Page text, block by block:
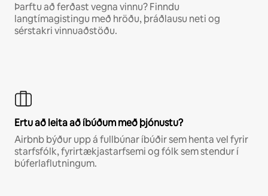
Þarftu að ferðast vegna vinnu? Finndu
langtímagistingu með hröðu, þráðlausu neti og
sérstakri vinnuaðstöðu.
Ertu að leita að íbúðum með þjónustu?
Airbnb býður upp á fullbúnar íbúðir sem henta vel fyrir
starfsfólk, fyrirtækjastarfsemi og fólk sem stendur í
búferlaflutningum.